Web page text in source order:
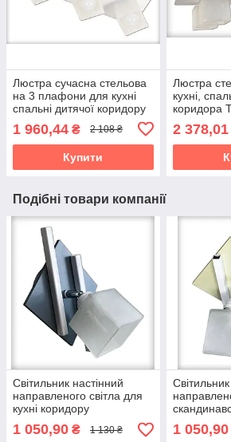
Люстра сучасна стельова
на 3 плафони для кухні
спальні дитячої коридору
1 960,44 ₴ 2 108 ₴
Купити
Люстра
кухні,
коридора
2 378,01
Подібні товари компанії
Світильник настінний
направленого світла для
кухні коридору
передпокою гардеробної
бра Данко/1 біло-сіре
1 050,90 ₴ 1 130 ₴
Данко/1
1 050,90